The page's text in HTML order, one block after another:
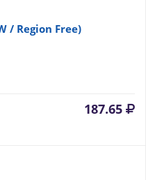
/ Region Free)
187.65